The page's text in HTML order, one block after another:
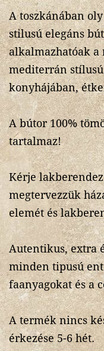
A toszkánában
stilusú elegáns
alkalmazhatóak
mediterrán
konyhájában,
A bútor 100%
tartalmaz!
Kérje
megtervezzük
elemét és
Autentikus, extra
minden tipusú
faanyagokat és a
A termék nincs
érkezése 5-6 hét.